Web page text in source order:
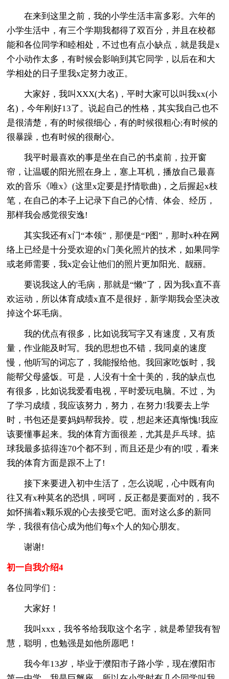
在来到这里之前，我的小学生活丰富多彩。六年的
小学生活中，有三个学期我都得了双百分，并且在校都
能和各位同学和睦相处，不过也有点小缺点，就是我是x
个小动作太多，有时候会影响到其它同学，以后在和大
学相处的日子里我x定努力改正。
大家好，我叫XXX(大名)，平时大家可以叫我xx(小
名)，今年刚好13了。说起自己的性格，其实我自己也不
是很清楚，有的时候很细心，有的时候很粗心;有时候的
很暴躁，也有时候的很耐心。
我平时最喜欢的事是坐在自己的书桌前，拉开窗
帘，让温暖的阳光照在身上，塞上耳机，播放自己最喜
欢的音乐《唯x》(这里x定要是抒情歌曲)，之后握起x枝
笔，在自己的本子上记录下自己的心情、体会、经历，
那样我会感觉很安逸!
其实我还有x门“本领”，那便是“P图”，那时x种在网
络上已经是十分受欢迎的x门美化照片的技术，如果同学
或老师需要，我x定会让他们的照片更加阳光、靓丽。
要说我这人的'毛病，那就是“懒”了，因为我x直不喜
欢运动，所以体育成绩x直不是很好，新学期我会坚决改
掉这个坏毛病。
我的优点有很多，比如说我写字又有速度，又有质
量，作业能及时写。我的思想也不错，我同桌的速度
慢，他听写的词忘了，我能报给他。我回家吃饭时，我
能帮父母盛饭。可是，人没有十全十美的，我的缺点也
有很多，比如说我爱看电视，平时爱玩电脑。不过，为
了学习成绩，我应该努力，努力，在努力!我要去上学
时，书包还是要妈妈帮我拎。哎，想起来还真惭愧!我应
该要懂事起来。我的体育方面很差，尤其是乒乓球。掂
球我最多掂得连70个都不到，而且还是少有的!哎，看来
我的体育方面是跟不上了!
接下来要进入初中生活了，怎么说呢，心中既有向
往又有x种莫名的恐惧，呵呵，反正都是要面对的，我不
如怀揣着x颗乐观的心去接受它吧。面对这么多的新同
学，我很有信心成为他们每x个人的知心朋友。
谢谢!
初一自我介绍4
各位同学们：
大家好！
我叫xxx，我爷爷给我取这个名字，就是希望我有智
慧，聪明，也勉强是如他所愿吧！
我今年13岁，毕业于濮阳市子路小学，现在濮阳市